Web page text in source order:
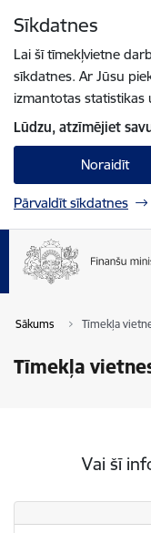
Sīkdatnes
Lai šī tīmekļvietne
sīkdatnes. Ar Jūsu
izmantotas statistikas
Lūdzu, atzīmējiet
Noraidīt
Pārvaldīt sīkdatnes
Sākums Tīmekļa
Tīmekļa
Vai šī
Vai šī